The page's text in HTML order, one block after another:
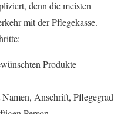
denn die meisten
mit der Pflegekasse.
Produkte
Anschrift, Pflegegrad